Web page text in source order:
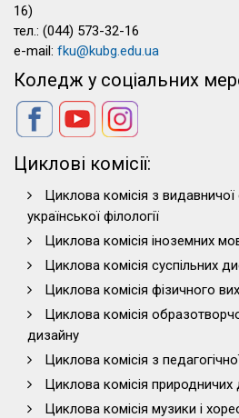
16)
тел.: (044) 573-32-16
e-mail: fku@kubg.edu.ua
Коледж у соціальних
Циклові комісії:
Циклова комісія з видавничої
української філології
Циклова комісія іноземних
Циклова комісія суспільних
Циклова комісія фізичного
Циклова комісія
дизайну
Циклова комісія з
Циклова комісія природничих
Циклова комісія музики і